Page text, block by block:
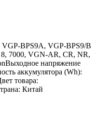
VGP-BPS9A, VGP-BPS9/B
8, 7000, VGN-AR, CR, NR,
напряжение
аккумулятора (Wh):
товара:
Китай